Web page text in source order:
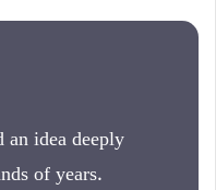
an idea deeply
of years.